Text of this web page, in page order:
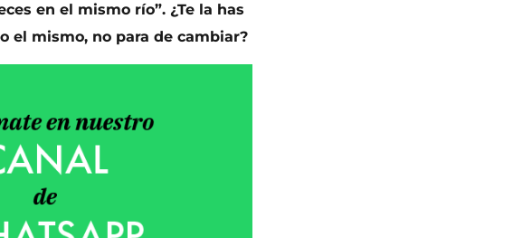
en el mismo río”. ¿Te la has
el mismo, no para de cambiar?